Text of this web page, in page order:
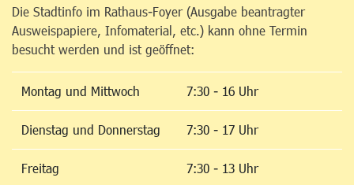
Die Stadtinfo im Rathaus-Foyer (Ausgabe beantragter
Ausweispapiere, Infomaterial, etc.) kann ohne Termin
besucht werden und ist geöffnet:
Montag und Mittwoch 7:30 - 16 Uhr
Dienstag und Donnerstag 7:30 - 17 Uhr
Freitag 7:30 - 13 Uhr